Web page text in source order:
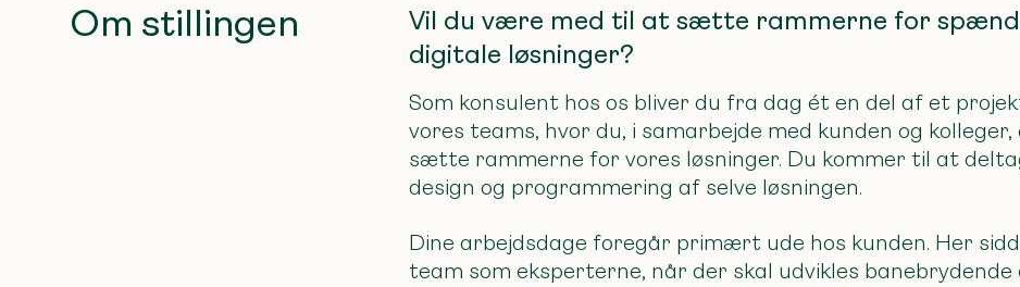
Om stillingen
Vil du være med til at sætte rammerne for
digitale løsninger?
Som konsulent hos os bliver du fra dag ét en del af et
vores teams, hvor du, i samarbejde med kunden og
sætte rammerne for vores løsninger. Du kommer til at
design og programmering af selve løsningen.
Dine arbejdsdage foregår primært ude hos kunden. Her
team som eksperterne, når der skal udvikles banebrydende